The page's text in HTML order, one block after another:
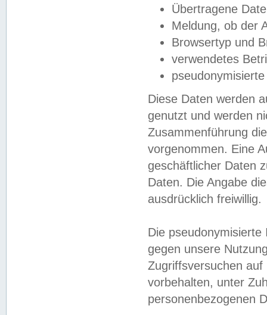
Übertragene
Meldung, ob der
Browsertyp und
verwendetes
Diese Daten werden
genutzt und werden
Zusammenführung
vorgenommen. Eine
geschäftlicher Daten
Daten. Die Angabe
ausdrücklich freiwillig.
Die
gegen unsere
Zugriffsversuchen
vorbehalten, unter
personenbezogenen